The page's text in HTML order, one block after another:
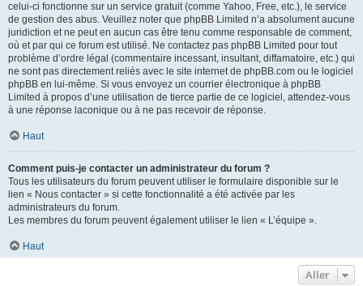
celui-ci fonctionne sur un service gratuit (comme Yahoo, Free, etc.), le service
de gestion des abus. Veuillez noter que phpBB Limited n’a absolument aucune
juridiction et ne peut en aucun cas être tenu comme responsable de comment,
où et par qui ce forum est utilisé. Ne contactez pas phpBB Limited pour tout
problème d’ordre légal (commentaire incessant, insultant, diffamatoire, etc.) qui
ne sont pas directement reliés avec le site internet de phpBB.com ou le logiciel
phpBB en lui-même. Si vous envoyez un courrier électronique à phpBB
Limited à propos d’une utilisation de tierce partie de ce logiciel, attendez-vous
à une réponse laconique ou à ne pas recevoir de réponse.
Haut
Comment puis-je contacter un administrateur du forum ?
Tous les utilisateurs du forum peuvent utiliser le formulaire disponible sur le
lien « Nous contacter » si cette fonctionnalité a été activée par les
administrateurs du forum.
Les membres du forum peuvent également utiliser le lien « L’équipe ».
Haut
Aller